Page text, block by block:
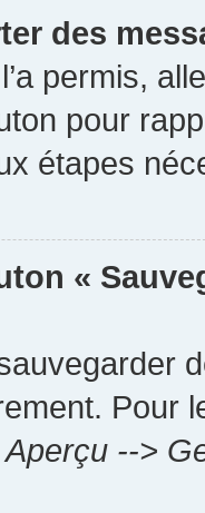
des
permis,
pour
étapes
«
Pour
Aperçu -->